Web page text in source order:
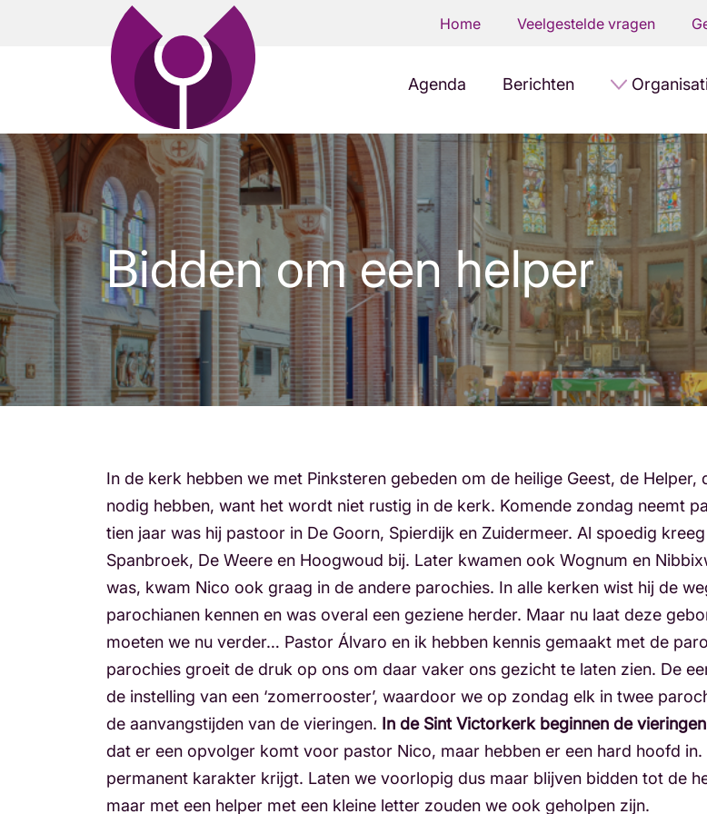
Home Veelgestelde vragen
Agenda Berichten
Bidden om een helper
In de kerk hebben we met Pinksteren gebeden om de heilige Geest, de
nodig hebben, want het wordt niet rustig in de kerk. Komende zondag neemt
tien jaar was hij pastoor in De Goorn, Spierdijk en Zuidermeer. Al spoedig
Spanbroek, De Weere en Hoogwoud bij. Later kwamen ook Wognum en
was, kwam Nico ook graag in de andere parochies. In alle kerken wist hij de
parochianen kennen en was overal een geziene herder. Maar nu laat deze
moeten we nu verder… Pastor Álvaro en ik hebben kennis gemaakt met de
parochies groeit de druk op ons om daar vaker ons gezicht te laten zien. De
de instelling van een ‘zomerrooster’, waardoor we op zondag elk in twee
de aanvangstijden van de vieringen. In de Sint Victorkerk beginnen de
dat er een opvolger komt voor pastor Nico, maar hebben er een hard hoofd
permanent karakter krijgt. Laten we voorlopig dus maar blijven bidden tot de
maar met een helper met een kleine letter zouden we ook geholpen zijn.